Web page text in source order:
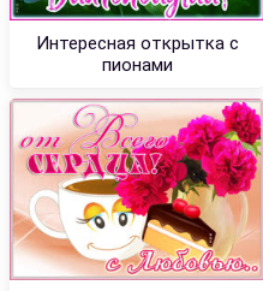
Интересная открытка с
пионами